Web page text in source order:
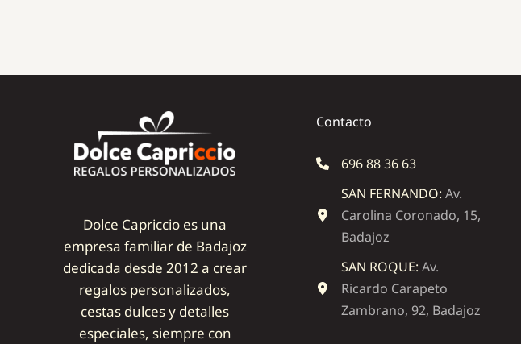
Dolce Capriccio es una
empresa familiar de Badajoz
dedicada desde 2012 a crear
regalos personalizados,
cestas dulces y detalles
especiales, siempre con
Contacto
696 88 36 63
SAN FERNANDO: Av.
Carolina Coronado, 15,
Badajoz
SAN ROQUE: Av.
Ricardo Carapeto
Zambrano, 92, Badajoz